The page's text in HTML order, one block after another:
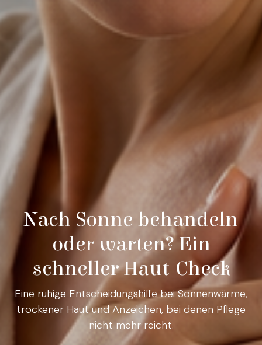
Nach Sonne behandeln
oder warten? Ein
schneller Haut-Check
Eine ruhige Entscheidungshilfe bei Sonnenwärme,
trockener Haut und Anzeichen, bei denen Pflege
nicht mehr reicht.